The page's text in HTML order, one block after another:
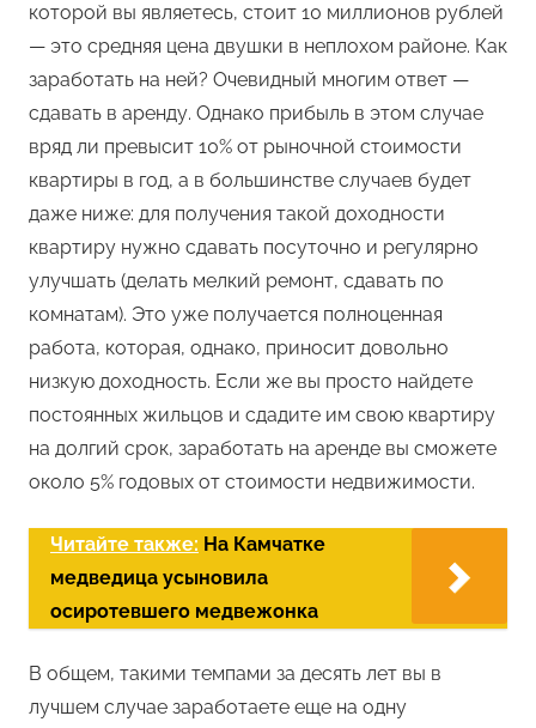
которой вы являетесь, стоит 10 миллионов рублей
— это средняя цена двушки в неплохом районе. Как
заработать на ней? Очевидный многим ответ —
сдавать в аренду. Однако прибыль в этом случае
вряд ли превысит 10% от рыночной стоимости
квартиры в год, а в большинстве случаев будет
даже ниже: для получения такой доходности
квартиру нужно сдавать посуточно и регулярно
улучшать (делать мелкий ремонт, сдавать по
комнатам). Это уже получается полноценная
работа, которая, однако, приносит довольно
низкую доходность. Если же вы просто найдете
постоянных жильцов и сдадите им свою квартиру
на долгий срок, заработать на аренде вы сможете
около 5% годовых от стоимости недвижимости.
Читайте также: На Камчатке
медведица усыновила
осиротевшего медвежонка
В общем, такими темпами за десять лет вы в
лучшем случае заработаете еще на одну